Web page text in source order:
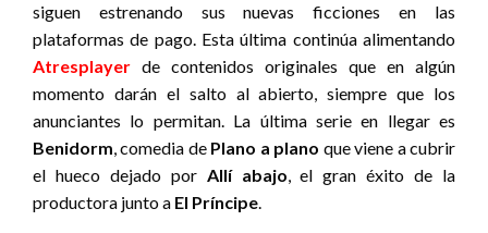
siguen estrenando sus nuevas ficciones en las
plataformas de pago. Esta última continúa alimentando
Atresplayer de contenidos originales que en algún
momento darán el salto al abierto, siempre que los
anunciantes lo permitan. La última serie en llegar es
Benidorm, comedia de Plano a plano que viene a cubrir
el hueco dejado por Allí abajo, el gran éxito de la
productora junto a El Príncipe.